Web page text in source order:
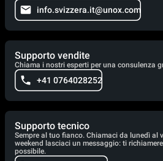
info.svizzera.it@unox.com
Supporto vendite
Chiama i nostri esperti per una consulenza
+41 0764028252
Supporto tecnico
Sempre al tuo fianco. Chiamaci da lunedì al
weekend lasciaci un messaggio: ti
possibile.